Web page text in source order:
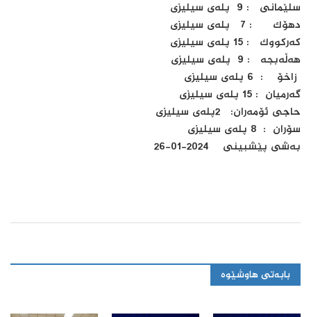
سلێمانى : 9 پله‌ى سیلیزى
دهۆک : 7 پله‌ى سیلیزى
که‌رکووک : 15 پله‌ى سیلیزى
هه‌ڵه‌بجه‌ : 9 پله‌ى سیلیزى
زاخۆ : 6 پله‌ى سیلیزى
گه‌رمیان : 15 پله‌ى سیلیزى
حاجى ئۆمه‌ران: 2پله‌ى سیلیزى
سۆران : 8 پله‌ى سیلیزى
به‌شى پێشبینى 2024-01-26
بابەتی هاوشێوە